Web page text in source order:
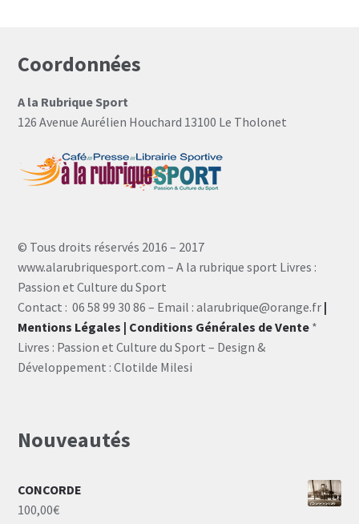
Coordonnées
A la Rubrique Sport
126 Avenue Aurélien Houchard 13100 Le Tholonet
© Tous droits réservés 2016 – 2017
www.alarubriquesport.com – A la rubrique sport Livres :
Passion et Culture du Sport
Contact : 06 58 99 30 86 – Email : alarubrique@orange.fr |
Mentions Légales | Conditions Générales de Vente *
Livres : Passion et Culture du Sport – Design &
Développement : Clotilde Milesi
Nouveautés
CONCORDE
100,00€